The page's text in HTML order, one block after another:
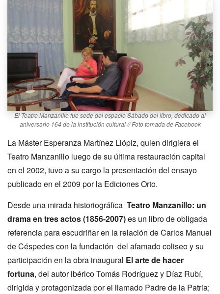
El Teatro Manzanillo fue sede del espacio Sábado del libro, dedicado al
aniversario 164 de la institución cultural // Foto tomada de Facebook
La Máster Esperanza Martínez Llópiz, quien dirigiera el
Teatro Manzanillo luego de su última restauración capital
en el 2002, tuvo a su cargo la presentación del ensayo
publicado en el 2009 por la Ediciones Orto.
Desde una mirada historiográfica Teatro Manzanillo: un
drama en tres actos (1856-2007)es un libro de obligada
referencia para escudriñar en la relación de Carlos Manuel
de Céspedes con la fundación del afamado coliseo y su
participación en la obra inaugural El arte de hacer
fortuna, del autor ibérico Tomás Rodríguez y Díaz Rubí,
dirigida y protagonizada por el llamado Padre de la Patria;